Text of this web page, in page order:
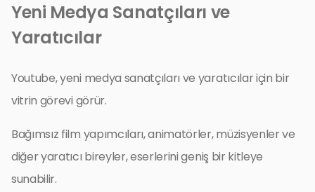
Yeni Medya Sanatçıları ve
Yaratıcılar
Youtube, yeni medya sanatçıları ve yaratıcılar için bir
vitrin görevi görür.
Bağımsız film yapımcıları, animatörler, müzisyenler ve
diğer yaratıcı bireyler, eserlerini geniş bir kitleye
sunabilir.